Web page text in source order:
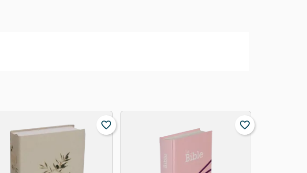
favorite_border favorite_border